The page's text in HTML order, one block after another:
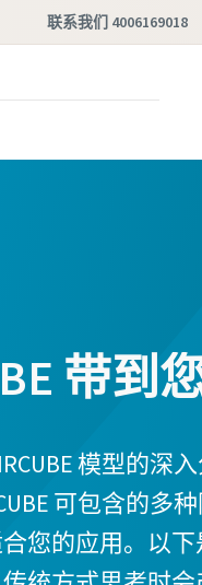
联系我们 4006169018
带到
模型的深
可包含的多
您的应用。以下